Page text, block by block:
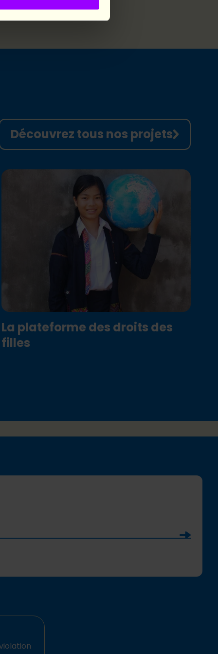
Découvrez tous nos projets
La plateforme des droits des
filles
Soumettre